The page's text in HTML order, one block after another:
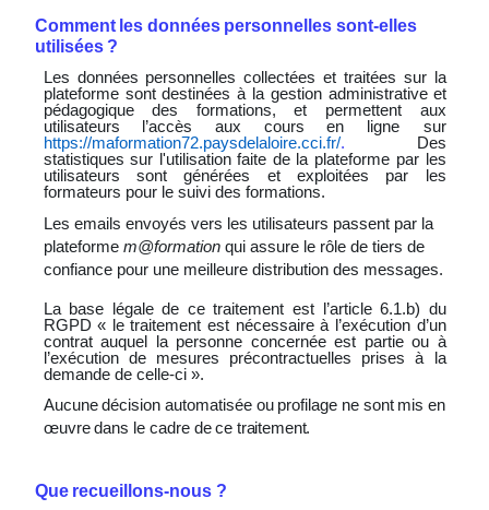
Comment les données personnelles sont-elles
utilisées ?
Les données personnelles collectées et traitées sur la
plateforme sont destinées à la gestion administrative et
pédagogique
des formations, et permettent
aux
utilisateurs
l’accès aux cours en
ligne sur
https://maformation72.paysdelaloire.cci.fr/.
Des
statistiques sur l'utilisation faite de la plateforme par les
utilisateurs sont générées et exploitées par les
formateurs pour le suivi des formations.
Les emails envoyés vers les utilisateurs passent par la
plateforme m@formation qui assure le rôle de tiers de
confiance pour une meilleure distribution des messages.
La base légale de ce traitement est l’article 6.1.b) du
RGPD « le traitement est nécessaire à
l’exécution d’un
contrat auquel la personne concernée est partie ou à
l’exécution de mesures précontractuelles prises à la
demande de celle-ci ».
Aucune décision automatisée ou profilage ne sont mis en
œuvre dans le cadre de ce traitement.
Que recueillons-nous ?